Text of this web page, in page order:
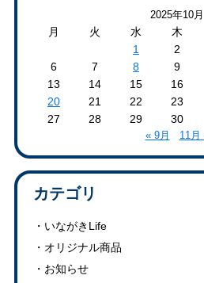
2025年10月
月 火 水 木
1
2
6
7 8 9
13
14 15 16
20
21 22 23
27
28 29 30
« 9月 11月
カテゴリ
いながきLife
オリジナル商品
お知らせ